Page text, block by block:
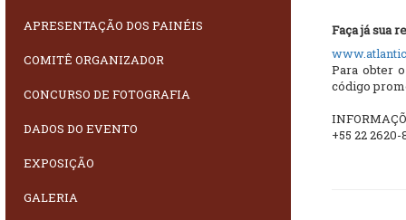
APRESENTAÇÃO DOS PAINÉIS
COMITÊ ORGANIZADOR
CONCURSO DE FOTOGRAFIA
DADOS DO EVENTO
EXPOSIÇÃO
GALERIA
Faça já sua
Para obter
código
+55 22